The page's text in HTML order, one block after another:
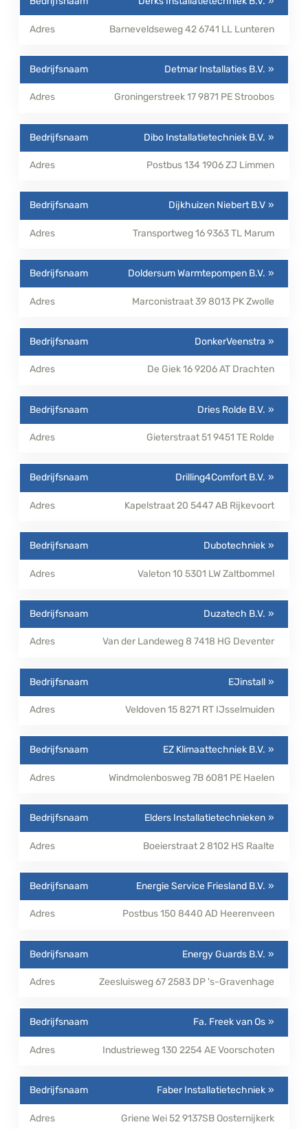
Barneveldseweg 426741 LL Lunteren
Detmar Installaties B.V.
Groningerstreek 179871 PEStroobos
Dibo Installatietechniek B.V.
Postbus 134 1906 ZJ Limmen
Dijkhuizen Niebert B.V
Transportweg 169363 TL Marum
Doldersum Warmtepompen B.V.
Marconistraat 398013 PKZwolle
DonkerVeenstra
De Giek 169206 AT Drachten
Dries Rolde B.V.
Gieterstraat 51 9451 TE Rolde
Drilling4Comfort B.V.
Kapelstraat 20 5447 AB Rijkevoort
Dubotechniek
Valeton 10 5301 LWZaltbommel
Duzatech B.V.
Van der Landeweg 8 7418 HG Deventer
EJinstall
Veldoven 158271 RT IJsselmuiden
EZ Klimaattechniek B.V.
Windmolenbosweg 7B6081 PE Haelen
Elders Installatietechnieken
Boeierstraat 28102 HS Raalte
Energie Service Friesland B.V.
Postbus 150 8440 AD Heerenveen
Energy Guards B.V.
Zeesluisweg 672583 DP 's-Gravenhage
Fa. Freek van Os
Industrieweg 130 2254 AEVoorschoten
Faber Installatietechniek
Griene Wei 529137SB Oosternijkerk